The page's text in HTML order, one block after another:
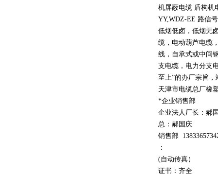
机屏蔽电缆 盾构机
YY,WDZ-EE 路信
低烟低卤，低烟无
缆，电动葫芦电缆
线，自承式或中间
支电缆，电力分支
至上”的办厂宗旨，
天津市电缆总厂橡
*企业销售部
企业法人厂长：郝
总：郝国庆
销售部 13833
：
(自动传真）
证书：齐全